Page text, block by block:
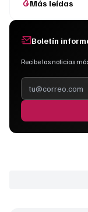
Más leídas
Boletín
Recibe las noticias